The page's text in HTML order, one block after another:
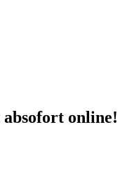
absofort online!